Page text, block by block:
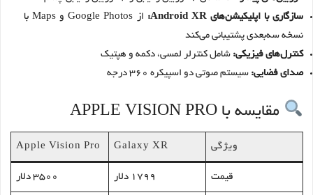
سازگاری با اپلیکیشن‌های Android XR:
از Google Photos و Maps با
نسخه سه‌بعدی پشتیبانی می‌کند
کنترل‌های فیزیکی: شامل کنترلر لمسی، دکمه و هپتیک
صدای فضایی: سیستم صوتی دو اسپیکره ۳۶۰ درجه
مقایسه با APPLE VISION PRO
ویژگی Galaxy XR
Apple Vision Pro
قیمت 1799 دلار 3500 دلار